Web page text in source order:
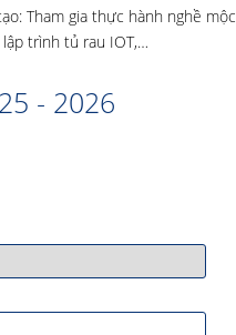
Tham gia thực hành nghề
trình tủ rau IOT,…
- 2026